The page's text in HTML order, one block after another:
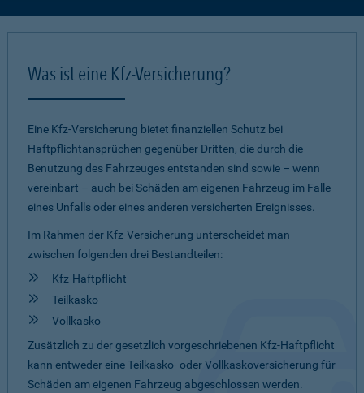
Was ist eine Kfz-Versicherung?
Eine Kfz-Versicherung bietet finanziellen Schutz bei
Haftpflichtansprüchen gegenüber Dritten, die durch die
Benutzung des Fahrzeuges entstanden sind sowie – wenn
vereinbart – auch bei Schäden am eigenen Fahrzeug im Falle
eines Unfalls oder eines anderen versicherten Ereignisses.
Im Rahmen der Kfz-Versicherung unterscheidet man
zwischen folgenden drei Bestandteilen:
Kfz-Haftpflicht
Teilkasko
Vollkasko
Zusätzlich zu der gesetzlich vorgeschriebenen Kfz-Haftpflicht
kann entweder eine Teilkasko- oder Vollkaskoversicherung für
Schäden am eigenen Fahrzeug abgeschlossen werden.